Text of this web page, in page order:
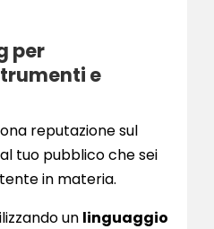
per
e
reputazione sul
tuo pubblico che sei
in materia.
un linguaggio